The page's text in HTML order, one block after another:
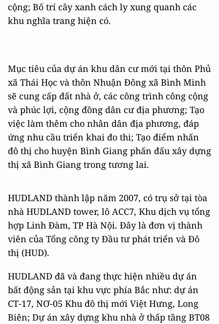
cộng; Bố trí cây xanh cách ly xung quanh các
khu nghĩa trang hiện có.
Mục tiêu của dự án khu dân cư mới tại thôn Phủ
xã Thái Học và thôn Nhuận Đông xã Bình Minh
sẽ cung cấp đất nhà ở, các công trình công cộng
và phúc lợi, cộng đồng dân cư địa phương; Tạo
việc làm thêm cho nhân dân địa phương, đáp
ứng nhu cầu triển khai đo thi; Tạo điểm nhấn
đô thị cho huyện Bình Giang phấn đấu xây dựng
thị xã Bình Giang trong tương lai.
HUDLAND thành lập năm 2007, có trụ sở tại tòa
nhà HUDLAND tower, lô ACC7, Khu dịch vụ tổng
hợp Linh Đàm, TP Hà Nội. Đây là đơn vị thành
viên của Tổng công ty Đầu tư phát triển và Đô
thị (HUD).
HUDLAND đã và đang thực hiện nhiều dự án
bất động sản tại khu vực phía Bắc như: dự án
CT-17, NƠ-05 Khu đô thị mới Việt Hưng, Long
Biên; Dự án xây dựng khu nhà ở thấp tầng BT08